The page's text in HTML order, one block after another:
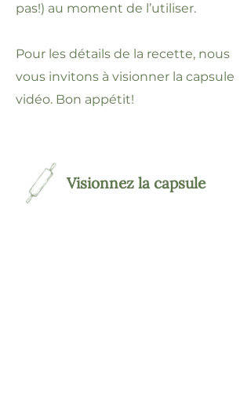
pas!) au moment de l’utiliser.
Pour les détails de la recette, nous
vous invitons à visionner la capsule
vidéo. Bon appétit!
Visionnez la capsule